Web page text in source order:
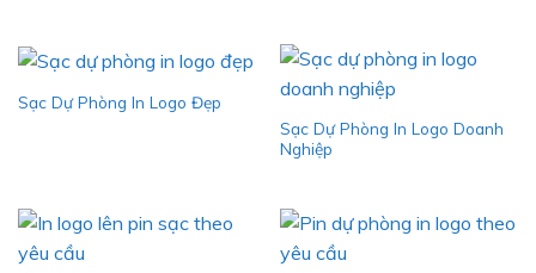
Sạc Dự Phòng In Logo Đẹp
Sạc Dự Phòng In Logo Doanh
Nghiệp